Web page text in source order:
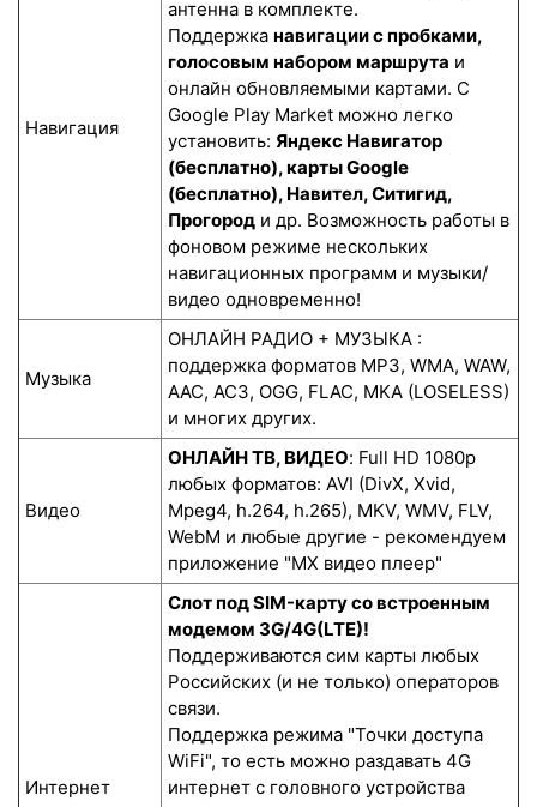
Навигация
антенна в комплекте.
Поддержка навигации с пробками,
голосовым набором маршрута и
онлайн обновляемыми картами. С
Google Play Market можно легко
установить: Яндекс Навигатор
(бесплатно), карты Google
(бесплатно), Навител, Ситигид,
Прогород и др. Возможность работы в
фоновом режиме нескольких
навигационных программ и музыки/
видео одновременно!
Музыка
ОНЛАЙН РАДИО + МУЗЫКА :
поддержка форматов MP3, WMA, WAW,
AAC, AC3, OGG, FLAC, MKA (LOSELESS)
и многих других.
Видео
ОНЛАЙН ТВ, ВИДЕО: Full HD 1080p
любых форматов: AVI (DivX, Xvid,
Mpeg4, h.264, h.265), MKV, WMV, FLV,
WebM и любые другие - рекомендуем
приложение "MX видео плеер"
Интернет
Слот под SIM-карту со встроенным
модемом 3G/4G(LTE)!
Поддерживаются сим карты любых
Российских (и не только) операторов
связи.
Поддержка режима "Точки доступа
WiFi", то есть можно раздавать 4G
интернет с головного устройства